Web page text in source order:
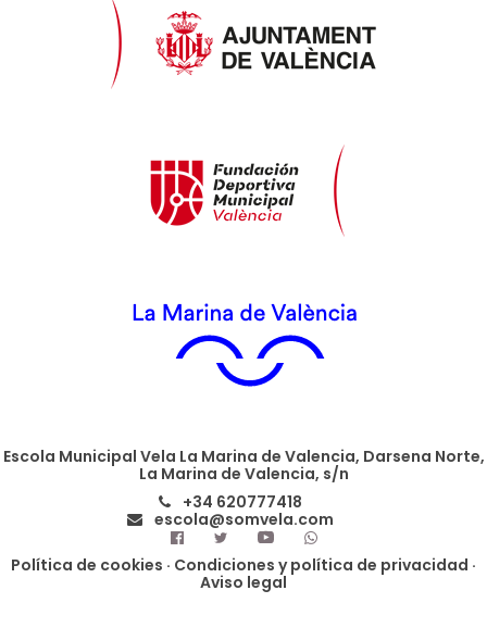
Escola Municipal Vela La Marina de Valencia, Darsena Norte,
La Marina de Valencia, s/n
+34 620777418
escola@somvela.com
Política de cookies · Condiciones y política de privacidad ·
Aviso legal